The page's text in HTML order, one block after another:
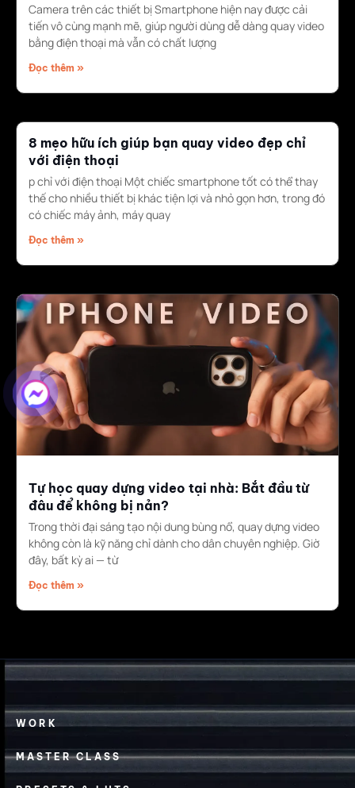
Camera trên các thiết bị Smartphone hiện nay được cải
tiến vô cùng mạnh mẽ, giúp người dùng dễ dàng quay video
bằng điện thoại mà vẫn có chất lượng
Đọc thêm »
8 mẹo hữu ích giúp bạn quay video đẹp chỉ
với điện thoại
p chỉ với điện thoại Một chiếc smartphone tốt có thể thay
thế cho nhiều thiết bị khác tiện lợi và nhỏ gọn hơn, trong đó
có chiếc máy ảnh, máy quay
Đọc thêm »
Tự học quay dựng video tại nhà: Bắt đầu từ
đâu để không bị nản?
Trong thời đại sáng tạo nội dung bùng nổ, quay dựng video
không còn là kỹ năng chỉ dành cho dân chuyên nghiệp. Giờ
đây, bất kỳ ai — từ
Đọc thêm »
WORK
MASTER CLASS